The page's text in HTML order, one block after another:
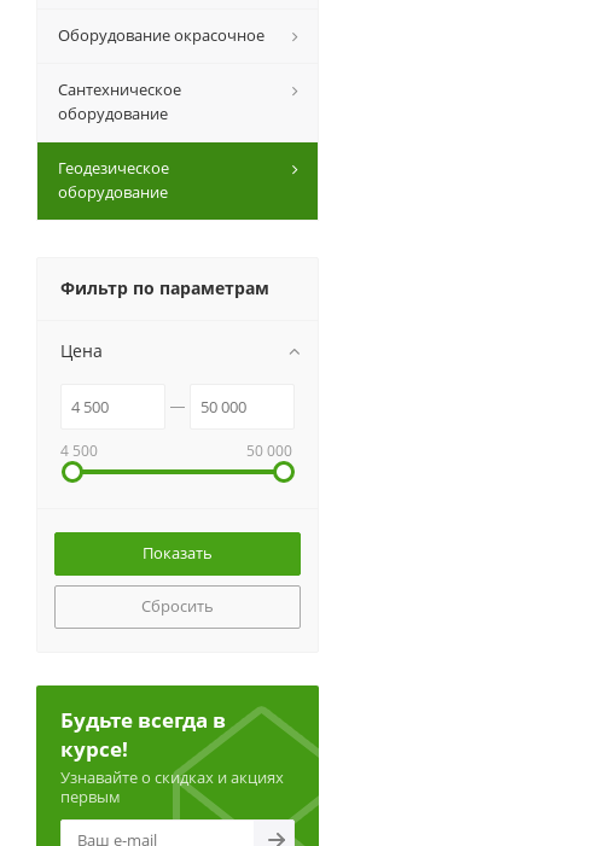
Оборудование окрасочное
Сантехническое
оборудование
Геодезическое
оборудование
Фильтр по параметрам
Цена
4 500 50 000
Сбросить
Будьте всегда в
курсе!
Узнавайте о скидках и акциях
первым